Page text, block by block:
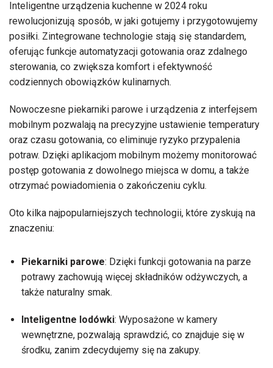
Inteligentne urządzenia kuchenne w 2024 roku
rewolucjonizują sposób, w jaki gotujemy i przygotowujemy
posiłki. Zintegrowane technologie stają się standardem,
oferując funkcje automatyzacji gotowania oraz zdalnego
sterowania, co zwiększa komfort i efektywność
codziennych obowiązków kulinarnych.
Nowoczesne piekarniki parowe i urządzenia z interfejsem
mobilnym pozwalają na precyzyjne ustawienie temperatury
oraz czasu gotowania, co eliminuje ryzyko przypalenia
potraw. Dzięki aplikacjom mobilnym możemy monitorować
postęp gotowania z dowolnego miejsca w domu, a także
otrzymać powiadomienia o zakończeniu cyklu.
Oto kilka najpopularniejszych technologii, które zyskują na
znaczeniu:
Piekarniki parowe: Dzięki funkcji gotowania na parze
potrawy zachowują więcej składników odżywczych, a
także naturalny smak.
Inteligentne lodówki: Wyposażone w kamery
wewnętrzne, pozwalają sprawdzić, co znajduje się w
środku, zanim zdecydujemy się na zakupy.